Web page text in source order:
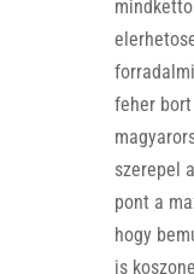
feher
szerepel
pont a
hogy
is